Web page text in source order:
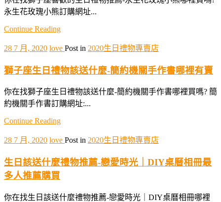
永生花玫瑰小熊訂購網址...
Continue Reading
28 7 月, 2020 love Post in 2020生日禮物專賣店
獅子座生日禮物該送什麼-簡約機關手作書哪裡有賣
你在找獅子座生日禮物該送什麼-簡約機關手作書哪裡買嗎? 簡
約機關手作書訂購網址:...
Continue Reading
28 7 月, 2020 love Post in 2020生日禮物專賣店
生日該送什麼禮物推薦-戀愛時光｜DIY桌曆相冊最
多人推薦購買
你在找生日該送什麼禮物推薦-戀愛時光｜DIY桌曆相冊哪裡